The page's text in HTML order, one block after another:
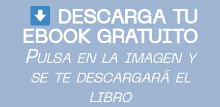
DESCARGA TU
EBOOK GRATUITO
Pulsa en la imagen y
se te descargará el
libro